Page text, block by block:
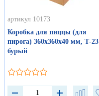
артикул 10173
Коробка для пиццы (для
пирога) 360х360х40 мм, Т-23
бурый